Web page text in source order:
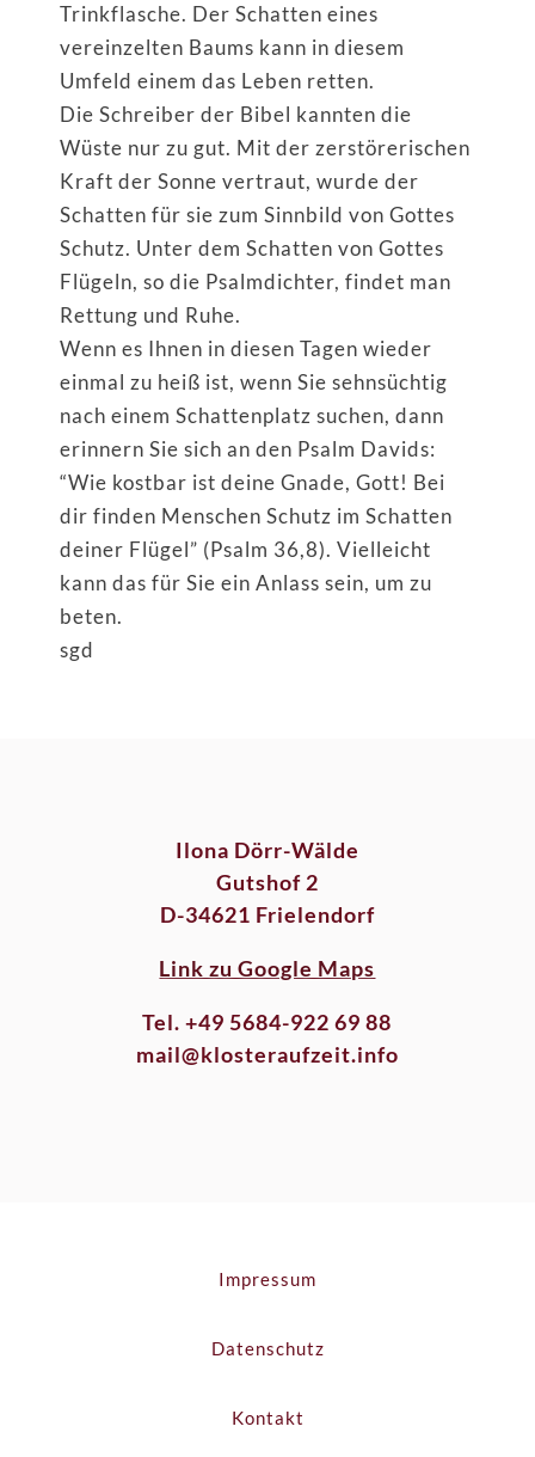
Trinkflasche. Der Schatten eines
vereinzelten Baums kann in diesem
Umfeld einem das Leben retten.
Die Schreiber der Bibel kannten die
Wüste nur zu gut. Mit der zerstörerischen
Kraft der Sonne vertraut, wurde der
Schatten für sie zum Sinnbild von Gottes
Schutz. Unter dem Schatten von Gottes
Flügeln, so die Psalmdichter, findet man
Rettung und Ruhe.
Wenn es Ihnen in diesen Tagen wieder
einmal zu heiß ist, wenn Sie sehnsüchtig
nach einem Schattenplatz suchen, dann
erinnern Sie sich an den Psalm Davids:
“Wie kostbar ist deine Gnade, Gott! Bei
dir finden Menschen Schutz im Schatten
deiner Flügel” (Psalm 36,8). Vielleicht
kann das für Sie ein Anlass sein, um zu
beten.
sgd
Ilona Dörr-Wälde
Gutshof 2
D-34621 Frielendorf
Link zu Google Maps
Tel. +49 5684-922 69 88
mail@klosteraufzeit.info
Impressum
Datenschutz
Kontakt